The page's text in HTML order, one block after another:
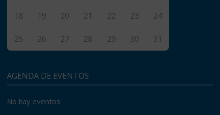
18 19 20 21 22 23 24
25 26 27 28 29 30 31
AGENDA DE EVENTOS
No hay eventos